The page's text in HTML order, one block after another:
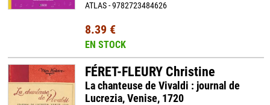
ATLAS - 9782723484626
8.39 €
EN STOCK
FÉRET-FLEURY Christine
La chanteuse de Vivaldi : journal de
Lucrezia, Venise, 1720